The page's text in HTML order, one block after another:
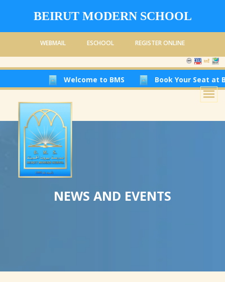
BEIRUT MODERN SCHOOL
WEBMAIL ESCHOOL REGISTER ONLINE
Welcome to BMS Book Your Seat at Beirut
NEWS AND EVENTS